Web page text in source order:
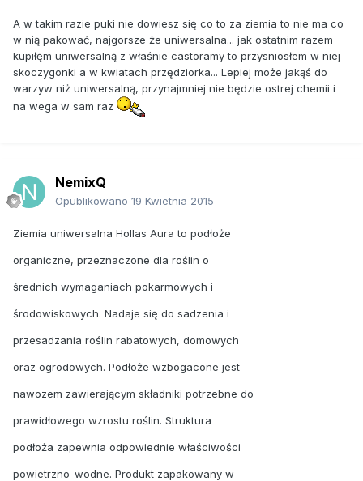
A w takim razie puki nie dowiesz się co to za ziemia to nie ma co
w nią pakować, najgorsze że uniwersalna... jak ostatnim razem
kupiłęm uniwersalną z właśnie castoramy to przysniosłem w niej
skoczygonki a w kwiatach przędziorka... Lepiej może jakąś do
warzyw niż uniwersalną, przynajmniej nie będzie ostrej chemii i
na wega w sam raz
NemixQ
Opublikowano 19 Kwietnia 2015
Ziemia uniwersalna Hollas Aura to podłoże
organiczne, przeznaczone dla roślin o
średnich wymaganiach pokarmowych i
środowiskowych. Nadaje się do sadzenia i
przesadzania roślin rabatowych, domowych
oraz ogrodowych. Podłoże wzbogacone jest
nawozem zawierającym składniki potrzebne do
prawidłowego wzrostu roślin. Struktura
podłoża zapewnia odpowiednie właściwości
powietrzno-wodne. Produkt zapakowany w